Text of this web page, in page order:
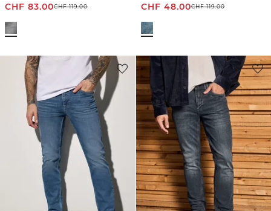
CHF 83.00CHF119.00 CHF 48.00CHF119.00